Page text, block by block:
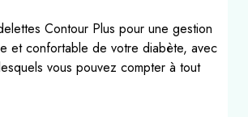
Contour Plus pour une gestion
et confortable de votre diabète, avec
vous pouvez compter à tout